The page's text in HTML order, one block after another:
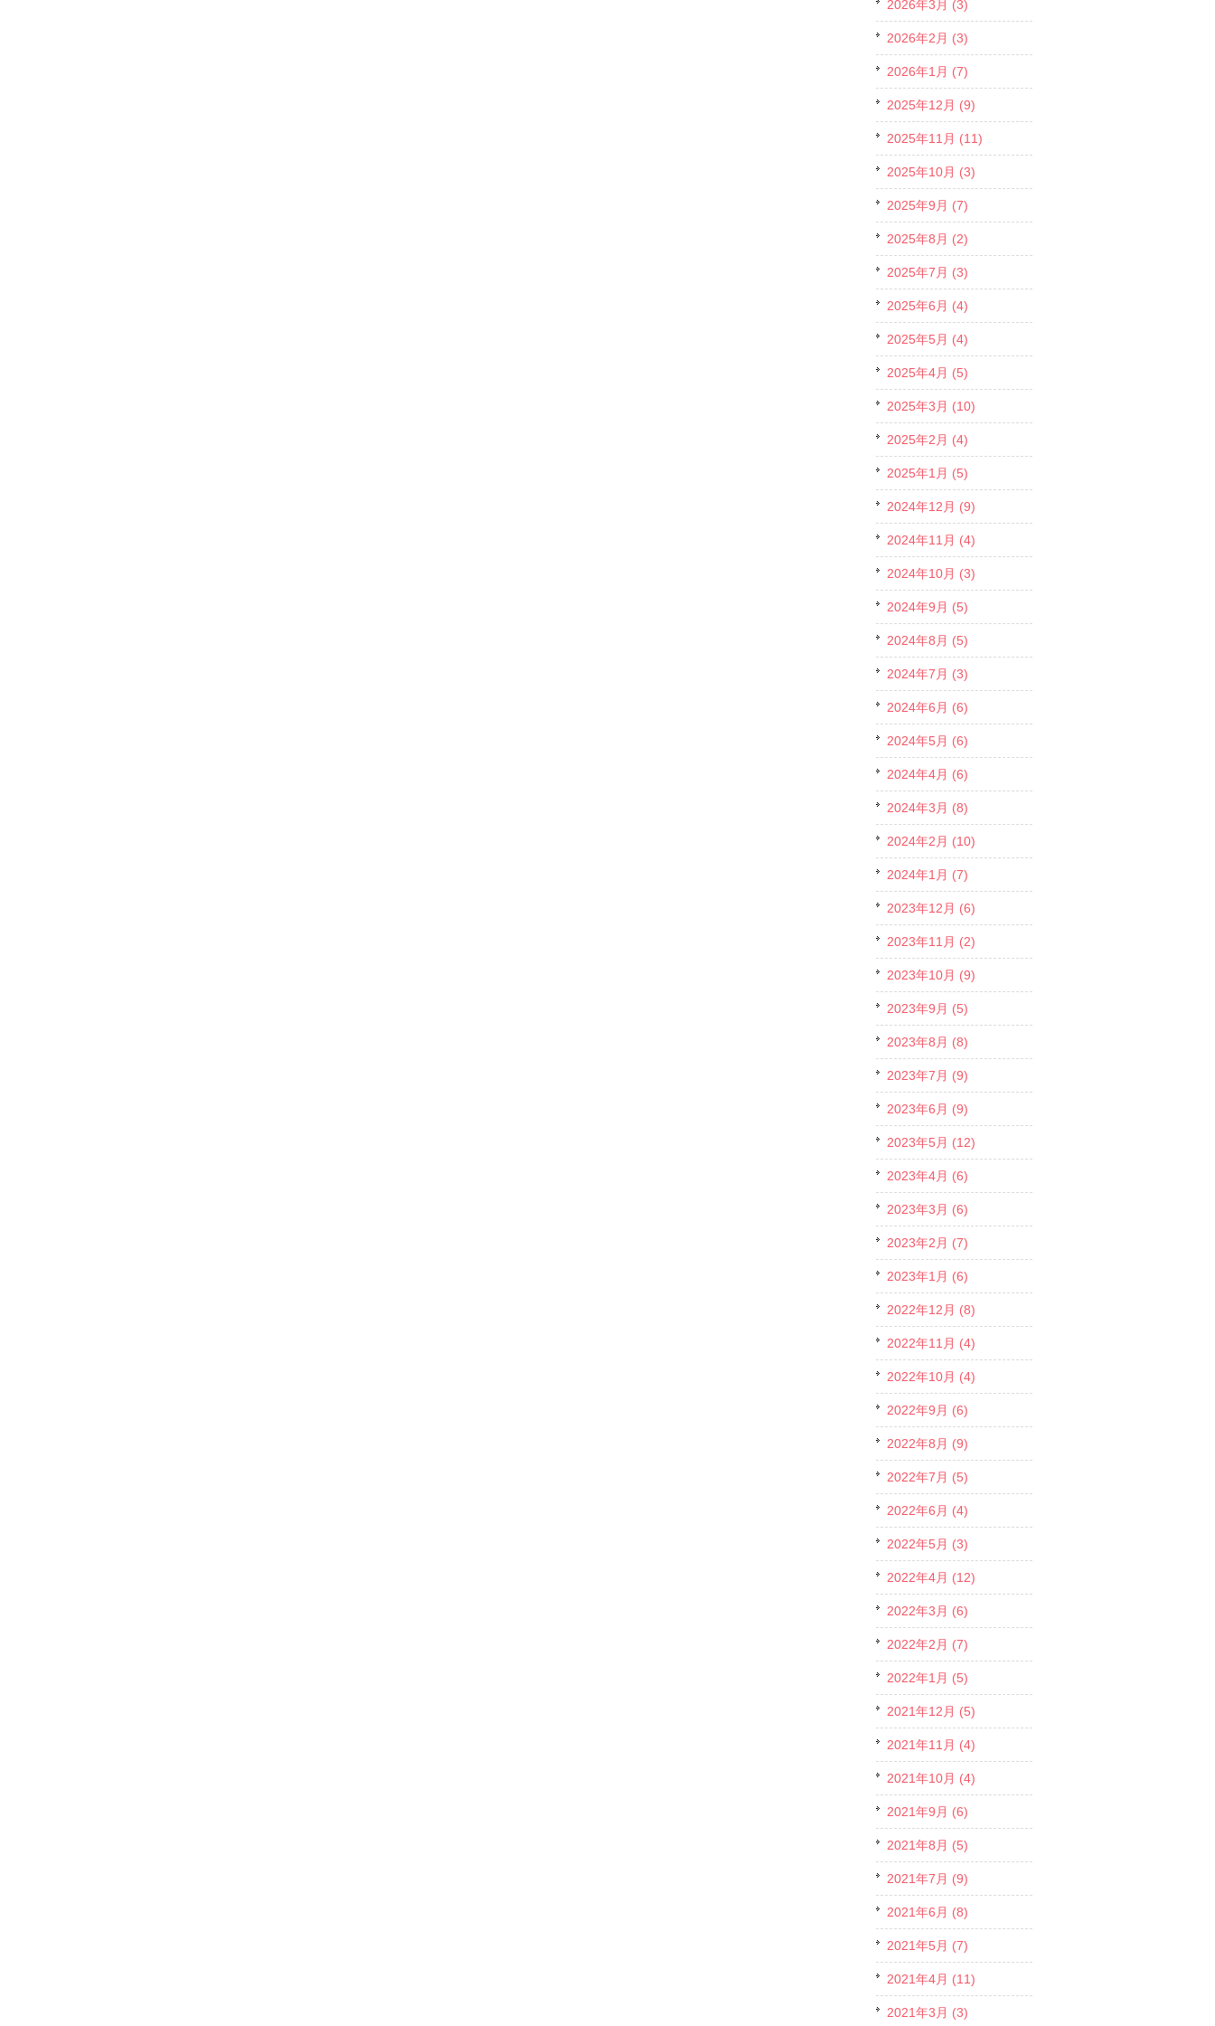
2026年3月 (3)
2026年2月 (3)
2026年1月 (7)
2025年12月 (9)
2025年11月 (11)
2025年10月 (3)
2025年9月 (7)
2025年8月 (2)
2025年7月 (3)
2025年6月 (4)
2025年5月 (4)
2025年4月 (5)
2025年3月 (10)
2025年2月 (4)
2025年1月 (5)
2024年12月 (9)
2024年11月 (4)
2024年10月 (3)
2024年9月 (5)
2024年8月 (5)
2024年7月 (3)
2024年6月 (6)
2024年5月 (6)
2024年4月 (6)
2024年3月 (8)
2024年2月 (10)
2024年1月 (7)
2023年12月 (6)
2023年11月 (2)
2023年10月 (9)
2023年9月 (5)
2023年8月 (8)
2023年7月 (9)
2023年6月 (9)
2023年5月 (12)
2023年4月 (6)
2023年3月 (6)
2023年2月 (7)
2023年1月 (6)
2022年12月 (8)
2022年11月 (4)
2022年10月 (4)
2022年9月 (6)
2022年8月 (9)
2022年7月 (5)
2022年6月 (4)
2022年5月 (3)
2022年4月 (12)
2022年3月 (6)
2022年2月 (7)
2022年1月 (5)
2021年12月 (5)
2021年11月 (4)
2021年10月 (4)
2021年9月 (6)
2021年8月 (5)
2021年7月 (9)
2021年6月 (8)
2021年5月 (7)
2021年4月 (11)
2021年3月 (3)